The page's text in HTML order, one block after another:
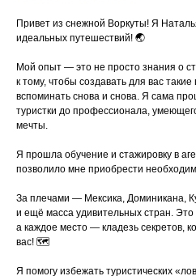
Привет из снежной Воркуты! Я
идеальных путешествий! 🌏
Мой опыт — это не просто знания о
к тому, чтобы создавать для вас
вспоминать снова и снова. Я сама
туристки до профессионала,
мечты.
Я прошла обучение и стажировку в
позволило мне приобрести
За плечами — Мексика, Доминикана,
и ещё масса удивительных стран. Это
а каждое место — кладезь секретов,
вас! 🗺️
Я помогу избежать туристических